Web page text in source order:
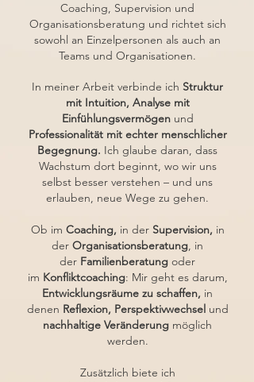
Coaching, Supervision und
Organisationsberatung und richtet sich
sowohl an Einzelpersonen als auch an
Teams und Organisationen.
In meiner Arbeit verbinde ich Struktur
mit Intuition, Analyse mit
Einfühlungsvermögenund
Professionalität mit echter menschlicher
Begegnung. Ich glaube daran, dass
Wachstum dort beginnt, wo wir uns
selbst besser verstehen – und uns
erlauben, neue Wege zu gehen.
Ob im Coaching, in der Supervision, in
der Organisationsberatung, in
der Familienberatung oder
im Konfliktcoaching: Mir geht es darum,
Entwicklungsräume zu schaffen, in
denen Reflexion, Perspektivwechselund
nachhaltige Veränderung möglich
werden.
Zusätzlich biete ich